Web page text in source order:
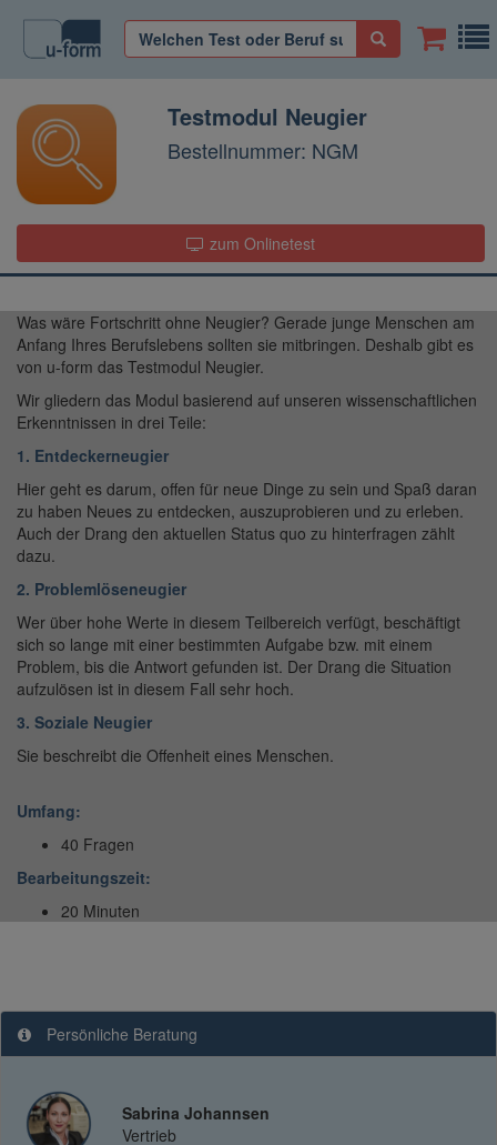
Testmodul Neugier
Bestellnummer: NGM
zum Onlinetest
Was wäre Fortschritt ohne Neugier? Gerade junge Menschen am
Anfang Ihres Berufslebens sollten sie mitbringen. Deshalb gibt es
von u-form das Testmodul Neugier.
Wir gliedern das Modul basierend auf unseren wissenschaftlichen
Erkenntnissen in drei Teile:
1. Entdeckerneugier
Hier geht es darum, offen für neue Dinge zu sein und Spaß daran
zu haben Neues zu entdecken, auszuprobieren und zu erleben.
Auch der Drang den aktuellen Status quo zu hinterfragen zählt
dazu.
2. Problemlöseneugier
Wer über hohe Werte in diesem Teilbereich verfügt, beschäftigt
sich so lange mit einer bestimmten Aufgabe bzw. mit einem
Problem, bis die Antwort gefunden ist. Der Drang die Situation
aufzulösen ist in diesem Fall sehr hoch.
3. Soziale Neugier
Sie beschreibt die Offenheit eines Menschen.
Umfang:
40 Fragen
Bearbeitungszeit:
20 Minuten
Persönliche Beratung
Sabrina Johannsen
Vertrieb